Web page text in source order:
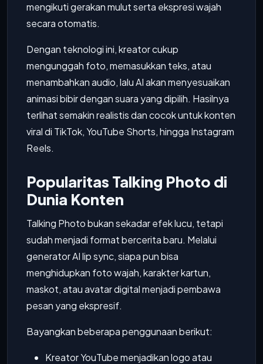
mengikuti gerakan mulut serta ekspresi wajah
secara otomatis.
Dengan teknologi ini, kreator cukup
mengunggah foto, memasukkan teks, atau
menambahkan audio, lalu AI akan menyesuaikan
animasi bibir dengan suara yang dipilih. Hasilnya
terlihat semakin realistis dan cocok untuk konten
viral di TikTok, YouTube Shorts, hingga Instagram
Reels.
Popularitas Talking Photo di
Dunia Konten
Talking Photo bukan sekadar efek lucu, tetapi
sudah menjadi format bercerita baru. Melalui
generator AI lip sync, siapa pun bisa
menghidupkan foto wajah, karakter kartun,
maskot, atau avatar digital menjadi pembawa
pesan yang ekspresif.
Bayangkan beberapa penggunaan berikut:
Kreator YouTube menjadikan logo atau